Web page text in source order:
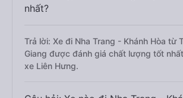
nhất?
Trả lời: Xe đi Nha Trang - Khánh Hòa từ
Giang được đánh giá chất lượng tốt
xe Liên Hưng.